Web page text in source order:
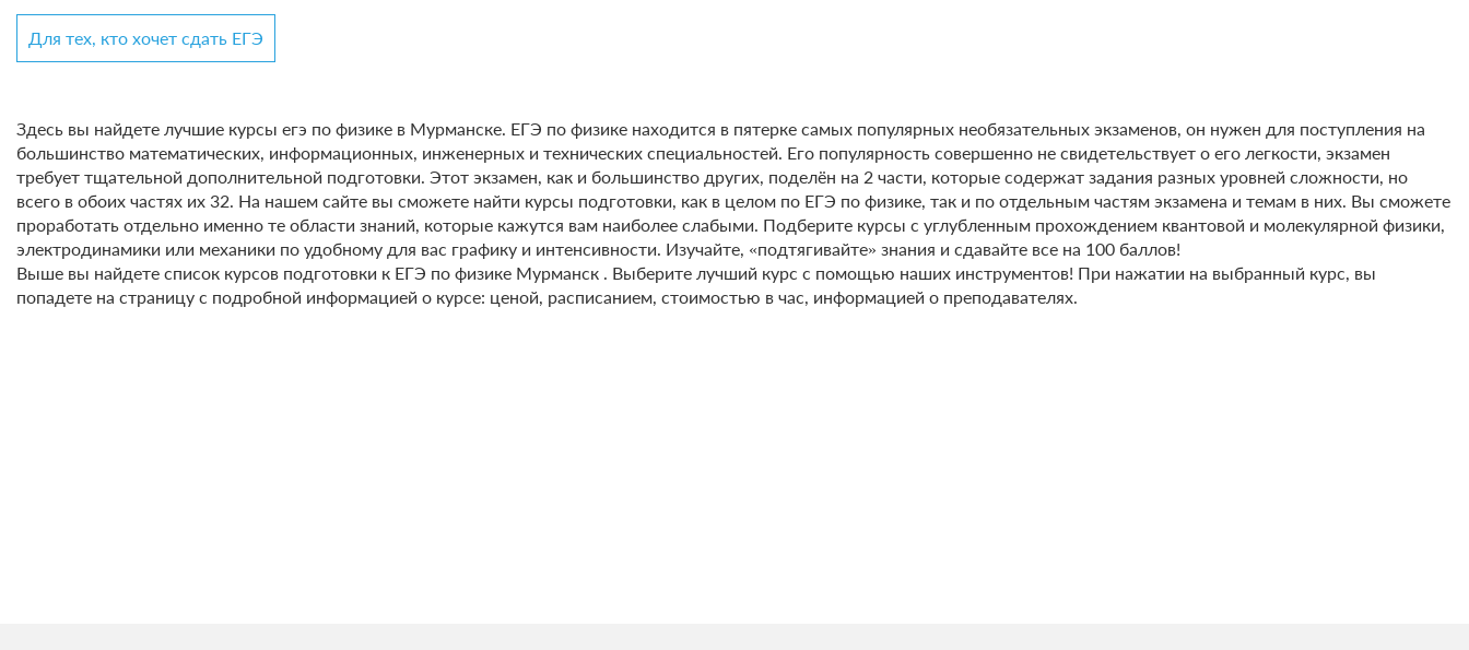
Для тех, кто хочет сдать ЕГЭ
Здесь вы найдете лучшие курсы егэ по физике в Мурманске. ЕГЭ по физике находится в пятерке самых популярных необязательных экзаменов, он нужен для поступления на
большинство математических, информационных, инженерных и технических специальностей. Его популярность совершенно не свидетельствует о его легкости, экзамен
требует тщательной дополнительной подготовки. Этот экзамен, как и большинство других, поделён на 2 части, которые содержат задания разных уровней сложности, но
всего в обоих частях их 32. На нашем сайте вы сможете найти курсы подготовки, как в целом по ЕГЭ по физике, так и по отдельным частям экзамена и темам в них. Вы сможете
проработать отдельно именно те области знаний, которые кажутся вам наиболее слабыми. Подберите курсы с углубленным прохождением квантовой и молекулярной физики,
электродинамики или механики по удобному для вас графику и интенсивности. Изучайте, «подтягивайте» знания и сдавайте все на 100 баллов!
Выше вы найдете список курсов подготовки к ЕГЭ по физике Мурманск . Выберите лучший курс с помощью наших инструментов! При нажатии на выбранный курс, вы
попадете на страницу с подробной информацией о курсе: ценой, расписанием, стоимостью в час, информацией о преподавателях.